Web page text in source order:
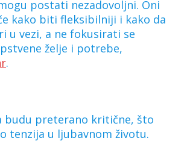
postati nezadovoljni. Oni
kako biti fleksibilniji i kako da
u vezi, a ne fokusirati se
želje i potrebe,
.
budu preterano kritične, što
tenzija u ljubavnom životu.